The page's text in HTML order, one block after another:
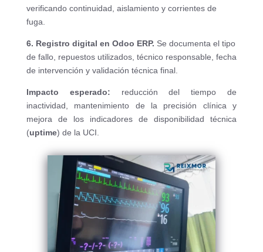
verificando continuidad, aislamiento y corrientes de
fuga.
6. Registro digital en Odoo ERP. Se documenta el tipo
de fallo, repuestos utilizados, técnico responsable, fecha
de intervención y validación técnica final.
Impacto esperado: reducción del tiempo de
inactividad, mantenimiento de la precisión clínica y
mejora de los indicadores de disponibilidad técnica
(uptime) de la UCI.